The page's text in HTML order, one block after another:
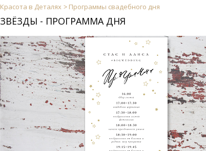
Красота в Деталях Программы свадебного дня
ЗВЁЗДЫ - ПРОГРАММА ДНЯ